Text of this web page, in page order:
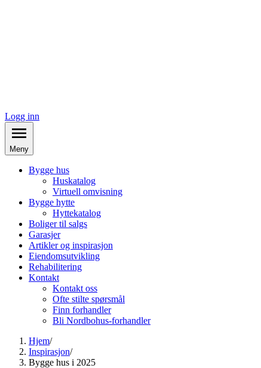
Logg inn
Meny
Bygge hus
Huskatalog
Virtuell omvisning
Bygge hytte
Hyttekatalog
Boliger til salgs
Garasjer
Artikler og inspirasjon
Eiendomsutvikling
Rehabilitering
Kontakt
Kontakt oss
Ofte stilte spørsmål
Finn forhandler
Bli Nordbohus-forhandler
Hjem/
Inspirasjon/
Bygge hus i 2025